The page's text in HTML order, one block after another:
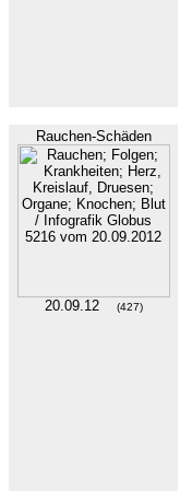
Rauchen-Schäden
20.09.12 (427)